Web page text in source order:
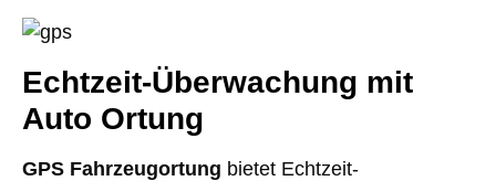
Echtzeit-Überwachung mit
Auto Ortung
GPS Fahrzeugortung bietet Echtzeit-